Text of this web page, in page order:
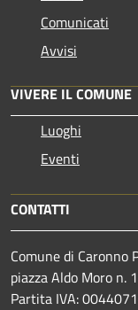
Comunicati
Avvisi
VIVERE IL COMUNE
Luoghi
Eventi
CONTATTI
Comune di Caronno
piazza Aldo Moro n.
Partita IVA: